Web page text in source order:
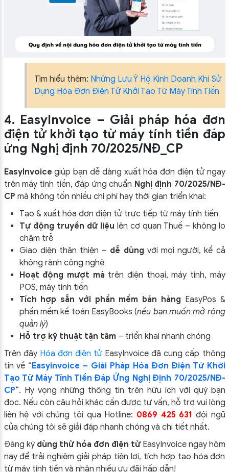
Tìm hiểu thêm: Những Lưu Ý Hộ Kinh Doanh Khi Sử
Dụng Hóa Đơn Điện Tử Khởi Tạo Từ Máy Tính Tiền
4. EasyInvoice – Giải pháp hóa đơn
điện tử khởi tạo từ máy tính tiền đáp
ứng Nghị định 70/2025/NĐ_CP
EasyInvoice giúp bạn dễ dàng xuất hóa đơn điện tử ngay
trên máy tính tiền, đáp ứng chuẩn Nghị định 70/2025/NĐ-
CP mà không tốn nhiều chi phí hay thời gian triển khai:
Tạo & xuất hóa đơn điện tử trực tiếp từ máy tính tiền
Tự động truyền dữ liệu lên cơ quan Thuế – không lo
chậm trễ
Giao diện thân thiện – dễ dùng với mọi người, kể cả
không rành công nghệ
Hoạt động mượt mà trên điện thoại, máy tính, máy
POS, máy tính tiền
Tích hợp sẵn với phần mềm bán hàng EasyPos &
phần mềm kế toán EasyBooks (nếu bạn muốn mở rộng
quản lý)
Hỗ trợ kỹ thuật tận tâm – triển khai nhanh chóng
Trên đây Hóa đơn điện tử EasyInvoice đã cung cấp thông
tin về “Easyinvoice – Giải Pháp Hóa Đơn Điện Tử Khởi
Tạo Từ Máy Tính Tiền Đáp Ứng Nghị Định 70/2025/NĐ-
CP“. Hy vọng những thông tin trên hữu ích với quý bạn
đọc. Nếu còn câu hỏi khác cần được tư vấn, hỗ trợ vui lòng
liên hệ với chúng tôi qua Hotline: 0869 425 631 đội ngũ
của chúng tôi sẽ giải đáp nhanh chóng và chi tiết nhất.
Đăng ký dùng thử hóa đơn điện tửEasyInvoice ngay hôm
nay để trải nghiệm giải pháp tiện lợi, tích hợp tạo hóa đơn
từ máy tính tiền và nhận nhiều ưu đãi hấp dẫn!